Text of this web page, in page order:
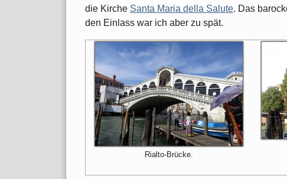
die Kirche Santa Maria della Salute. Das
den Einlass war ich aber zu spät.
Rialto-Brücke.